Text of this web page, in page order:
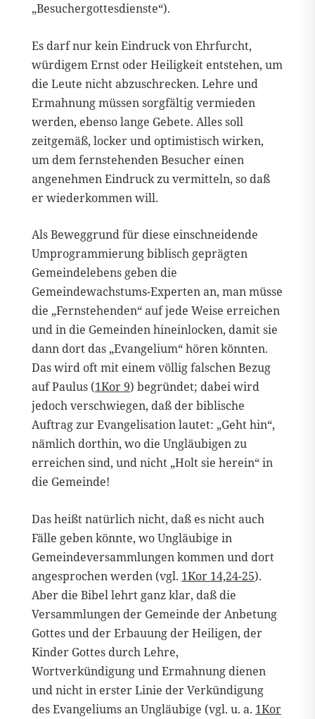
„Besuchergottesdienste“).
Es darf nur kein Eindruck von Ehrfurcht,
würdigem Ernst oder Heiligkeit entstehen, um
die Leute nicht abzuschrecken. Lehre und
Ermahnung müssen sorgfältig vermieden
werden, ebenso lange Gebete. Alles soll
zeitgemäß, locker und optimistisch wirken,
um dem fernstehenden Besucher einen
angenehmen Eindruck zu vermitteln, so daß
er wiederkommen will.
Als Beweggrund für diese einschneidende
Umprogrammierung biblisch geprägten
Gemeindelebens geben die
Gemeindewachstums-Experten an, man müsse
die „Fernstehenden“ auf jede Weise erreichen
und in die Gemeinden hineinlocken, damit sie
dann dort das „Evangelium“ hören könnten.
Das wird oft mit einem völlig falschen Bezug
auf Paulus (1Kor 9) begründet; dabei wird
jedoch verschwiegen, daß der biblische
Auftrag zur Evangelisation lautet: „Geht hin“,
nämlich dorthin, wo die Ungläubigen zu
erreichen sind, und nicht „Holt sie herein“ in
die Gemeinde!
Das heißt natürlich nicht, daß es nicht auch
Fälle geben könnte, wo Ungläubige in
Gemeindeversammlungen kommen und dort
angesprochen werden (vgl. 1Kor 14,24-25).
Aber die Bibel lehrt ganz klar, daß die
Versammlungen der Gemeinde der Anbetung
Gottes und der Erbauung der Heiligen, der
Kinder Gottes durch Lehre,
Wortverkündigung und Ermahnung dienen
und nicht in erster Linie der Verkündigung
des Evangeliums an Ungläubige (vgl. u. a. 1Kor